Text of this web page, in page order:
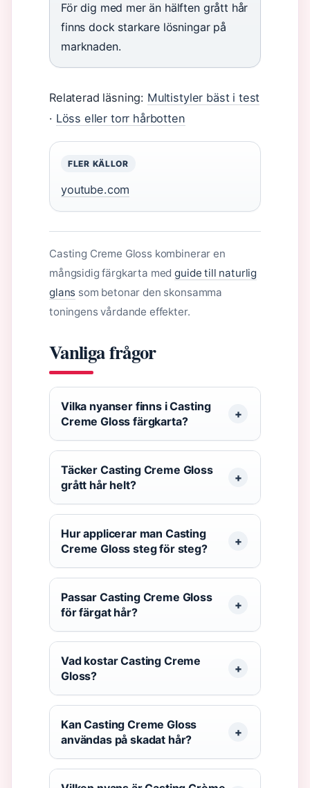
För dig med mer än hälften grått hår
finns dock starkare lösningar på
marknaden.
Relaterad läsning: Multistyler bäst i test
· Löss eller torr hårbotten
FLER KÄLLOR
youtube.com
Casting Creme Gloss kombinerar en
mångsidig färgkarta medguide till naturlig
glans som betonar den skonsamma
toningens vårdande effekter.
Vanliga frågor
Vilka nyanser finns i Casting
Creme Gloss färgkarta?
Täcker Casting Creme Gloss
grått hår helt?
Hur applicerar man Casting
Creme Gloss steg för steg?
Passar Casting Creme Gloss
för färgat hår?
Vad kostar Casting Creme
Gloss?
Kan Casting Creme Gloss
användas på skadat hår?